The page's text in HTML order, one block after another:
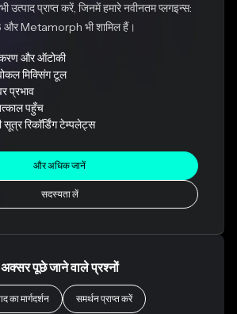
उत्पाद प्राप्त करें, जिनमें हमारे नवीनतम प्लगइन्स:
Metamorph भी शामिल हैं।
और ऑटोकी
मिक्सिंग टूल
प्रभाव
पहुँच
रिकॉर्डिंग टेम्पलेट्स
और अधिक जानें
सदस्यता लें
अक्सर पूछे जाने वाले प्रश्नों
का मार्गदर्शन समर्थन प्राप्त करें